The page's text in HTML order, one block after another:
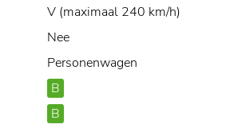
V (maximaal 240 km/h)
Nee
Personenwagen
B
B